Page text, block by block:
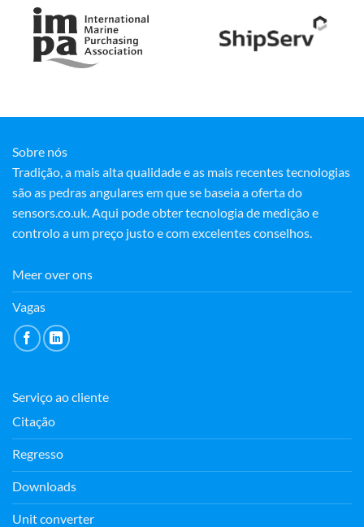
Sobre nós
Tradição, a mais alta qualidade e as mais recentes tecnologias
são as pedras angulares em que se baseia a oferta do
sensors.co.uk. Aqui pode obter tecnologia de medição e
controlo a um preço justo e com excelentes conselhos.
Meer over ons
Vagas
Serviço ao cliente
Citação
Regresso
Downloads
Unit converter